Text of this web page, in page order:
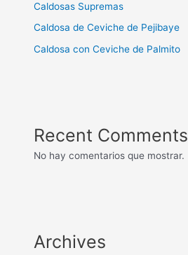
Caldosas Supremas
Caldosa de Ceviche de Pejibaye
Caldosa con Ceviche de Palmito
Recent Comments
No hay comentarios que mostrar.
Archives